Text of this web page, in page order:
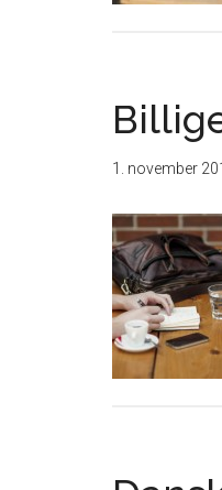
1. november